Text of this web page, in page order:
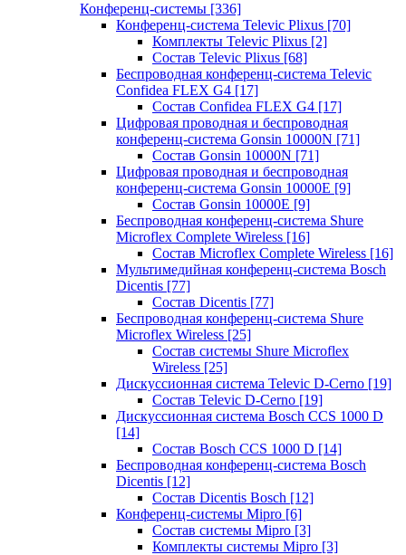
Конференц-системы [336]
Конференц-система Televic Plixus [70]
Комплекты Televic Plixus [2]
Состав Televic Plixus [68]
Беспроводная конференц-система Televic
Confidea FLEX G4 [17]
Состав Confidea FLEX G4 [17]
Цифровая проводная и беспроводная
конференц-система Gonsin 10000N [71]
Состав Gonsin 10000N [71]
Цифровая проводная и беспроводная
конференц-система Gonsin 10000E [9]
Состав Gonsin 10000E [9]
Беспроводная конференц-система Shure
Microflex Complete Wireless [16]
Состав Microflex Complete Wireless [16]
Мультимедийная конференц-система Bosch
Dicentis [77]
Состав Dicentis [77]
Беспроводная конференц-система Shure
Microflex Wireless [25]
Состав системы Shure Microflex
Wireless [25]
Дискуссионная система Televic D-Cerno [19]
Состав Televic D-Cerno [19]
Дискуссионная система Bosch CCS 1000 D
[14]
Состав Bosch CCS 1000 D [14]
Беспроводная конференц-система Bosch
Dicentis [12]
Состав Dicentis Bosch [12]
Конференц-системы Mipro [6]
Состав системы Mipro [3]
Комплекты системы Mipro [3]